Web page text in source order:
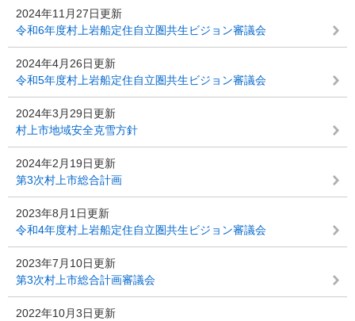
2024年11月27日更新
令和6年度村上岩船定住自立圏共生ビジョン審議会
2024年4月26日更新
令和5年度村上岩船定住自立圏共生ビジョン審議会
2024年3月29日更新
村上市地域安全克雪方針
2024年2月19日更新
第3次村上市総合計画
2023年8月1日更新
令和4年度村上岩船定住自立圏共生ビジョン審議会
2023年7月10日更新
第3次村上市総合計画審議会
2022年10月3日更新